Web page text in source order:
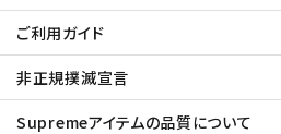
ご利用ガイド
非正規撲滅宣言
Supremeアイテムの品質について